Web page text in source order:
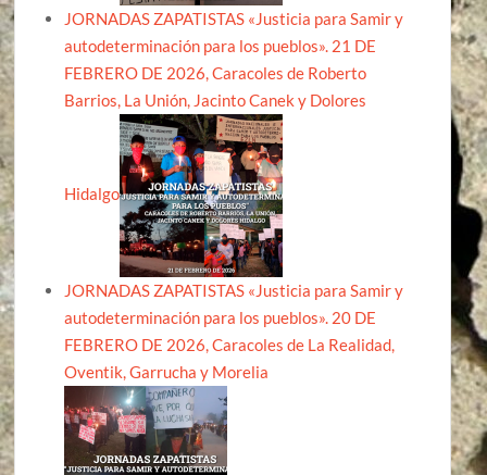
JORNADAS ZAPATISTAS «Justicia para Samir y
autodeterminación para los pueblos». 21 DE
FEBRERO DE 2026, Caracoles de Roberto
Barrios, La Unión, Jacinto Canek y Dolores
Hidalgo
JORNADAS ZAPATISTAS «Justicia para Samir y
autodeterminación para los pueblos». 20 DE
FEBRERO DE 2026, Caracoles de La Realidad,
Oventik, Garrucha y Morelia